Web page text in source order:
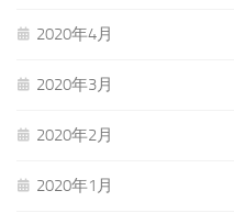
2020年4月
2020年3月
2020年2月
2020年1月